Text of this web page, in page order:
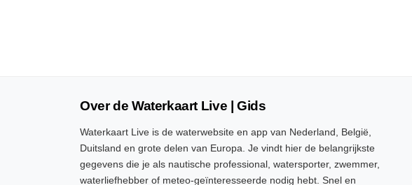
Over de Waterkaart Live | Gids
Waterkaart Live is de waterwebsite en app van Nederland, België,
Duitsland en grote delen van Europa. Je vindt hier de belangrijkste
gegevens die je als nautische professional, watersporter, zwemmer,
waterliefhebber of meteo-geïnteresseerde nodig hebt. Snel en